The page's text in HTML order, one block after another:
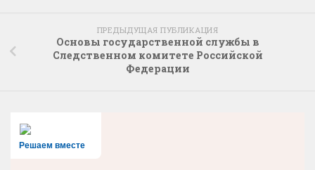
ПРЕДЫДУЩАЯ ПУБЛИКАЦИЯ
Основы государственной службы в
Следственном комитете Российской
Федерации
Решаем вместе